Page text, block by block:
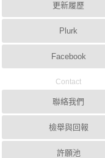
更新履歷
Plurk
Facebook
Contact
聯絡我們
檢舉與回報
許願池